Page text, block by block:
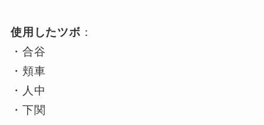
使用したツボ ：
・合谷
・頬車
・人中
・下関